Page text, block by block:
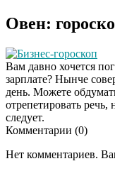
Овен:
Бизнес-гороскоп
Вам давно хочется
зарплате? Нынче
день. Можете
отрепетировать речь,
следует.
Комментарии (0)
Нет комментариев.
Этот
оставит